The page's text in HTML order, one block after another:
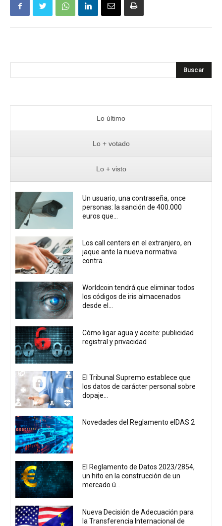
Buscar
Lo último
Lo + votado
Lo + visto
Un usuario, una contraseña, once
personas: la sanción de 400.000
euros que...
Los call centers en el extranjero, en
jaque ante la nueva normativa
contra...
Worldcoin tendrá que eliminar todos
los códigos de iris almacenados
desde el...
Cómo ligar agua y aceite: publicidad
registral y privacidad
El Tribunal Supremo establece que
los datos de carácter personal sobre
dopaje...
Novedades del Reglamento eIDAS 2
El Reglamento de Datos 2023/2854,
un hito en la construcción de un
mercado ú...
Nueva Decisión de Adecuación para
la Transferencia Internacional de